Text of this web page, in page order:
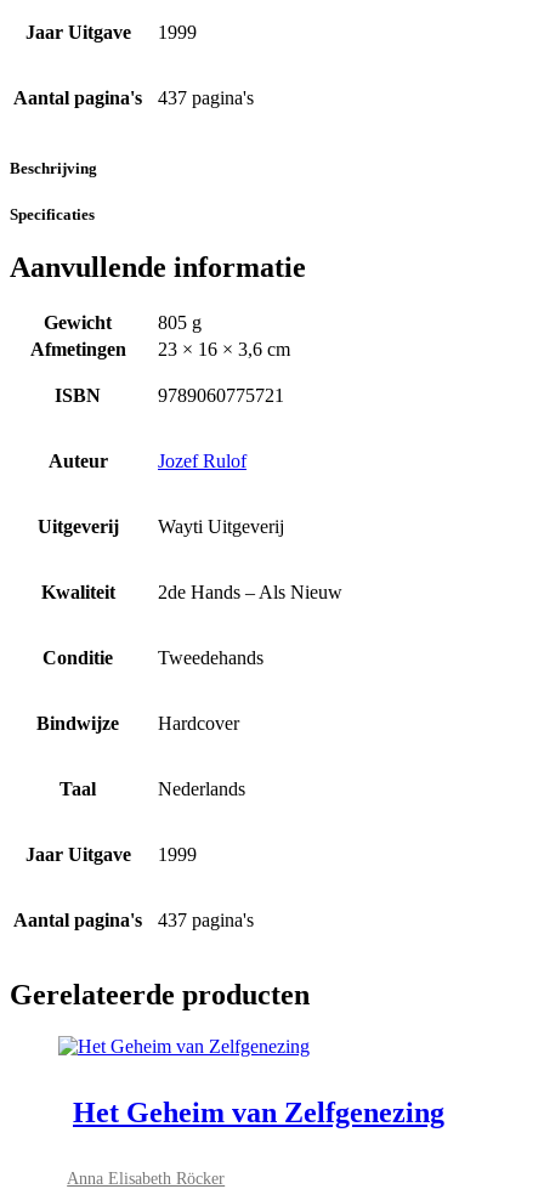
Jaar Uitgave 1999
Aantal pagina's 437 pagina's
Beschrijving
Specificaties
Aanvullende informatie
Gewicht
805 g
Afmetingen
23 × 16 × 3,6 cm
ISBN 9789060775721
Auteur Jozef Rulof
Uitgeverij Wayti Uitgeverij
Kwaliteit 2de Hands – Als Nieuw
Conditie Tweedehands
Bindwijze Hardcover
Taal Nederlands
Jaar Uitgave 1999
Aantal pagina's 437 pagina's
Gerelateerde producten
Het Geheim van Zelfgenezing
Anna Elisabeth Röcker